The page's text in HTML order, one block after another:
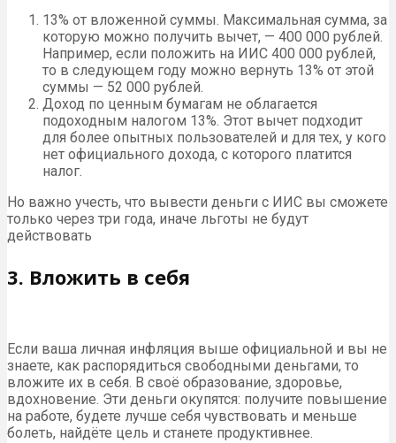
13% от вложенной суммы. Максимальная сумма, за
которую можно получить вычет, — 400 000 рублей.
Например, если положить на ИИС 400 000 рублей,
то в следующем году можно вернуть 13% от этой
суммы — 52 000 рублей.
Доход по ценным бумагам не облагается
подоходным налогом 13%. Этот вычет подходит
для более опытных пользователей и для тех, у кого
нет официального дохода, с которого платится
налог.
Но важно учесть, что вывести деньги с ИИС вы сможете
только через три года, иначе льготы не будут
действовать
3. Вложить в себя
Если ваша личная инфляция выше официальной и вы не
знаете, как распорядиться свободными деньгами, то
вложите их в себя. В своё образование, здоровье,
вдохновение. Эти деньги окупятся: получите повышение
на работе, будете лучше себя чувствовать и меньше
болеть, найдёте цель и станете продуктивнее.